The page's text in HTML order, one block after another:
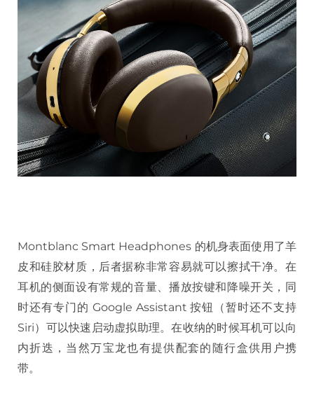
Montblanc Smart Headphones 的机身表面使用了羊
皮和硅胶材质，后者据称非常容易就可以擦拭干净。在
耳机的侧面设有常规的音量、播放按键和降噪开关，同
时还有专门的 Google Assistant 按钮（暂时还不支持
Siri）可以快速启动虚拟助理。在收纳的时候耳机可以向
内折迭，当然万宝龙也有提供配套的随行盒供用户携
带。